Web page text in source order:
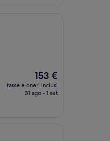
Il
prezzo
attuale
153 €
tasse e oneri inclusi
31 ago - 1 set